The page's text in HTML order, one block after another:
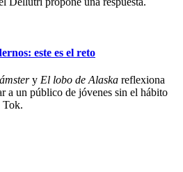
este es el reto
y El lobo de Alaska reflexiona
a un público de jóvenes sin el hábito
Tok.